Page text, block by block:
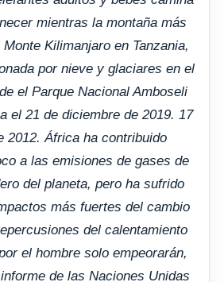
mientras la montaña más
Kilimanjaro en Tanzania,
por nieve y glaciares en el
el Parque Nacional Amboseli
el 21 de diciembre de 2019. 17
2012. África ha contribuido
a las emisiones de gases de
del planeta, pero ha sufrido
más fuertes del cambio
del calentamiento
el hombre solo empeorarán,
de las Naciones Unidas